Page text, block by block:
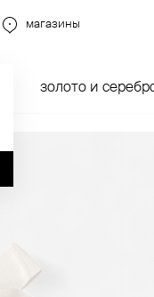
магазины
золото и